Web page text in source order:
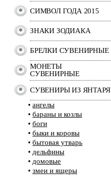
СИМВОЛ ГОДА 2015
ЗНАКИ ЗОДИАКА
БРЕЛКИ СУВЕНИРНЫЕ
МОНЕТЫ
СУВЕНИРНЫЕ
СУВЕНИРЫ ИЗ ЯНТАРЯ
• ангелы
• бараны и козлы
• боги
• быки и коровы
• бытовая утварь
• дельфины
• домовые
• змеи и ящеры